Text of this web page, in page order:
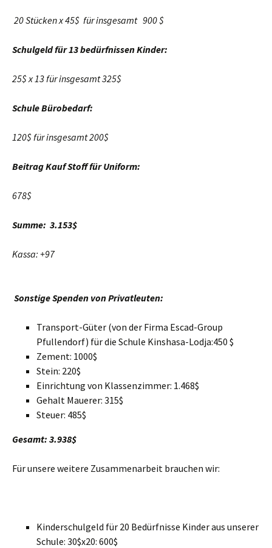
20 Stücken x 45$ für insgesamt 900 $
Schulgeld für 13 bedürfnissen Kinder:
25$ x 13 für insgesamt 325$
Schule Bürobedarf:
120$ für insgesamt 200$
Beitrag Kauf Stoff für Uniform:
678$
Summe: 3.153$
Kassa: +97
Sonstige Spenden von Privatleuten:
Transport-Güter (von der Firma Escad-Group
Pfullendorf) für die Schule Kinshasa-Lodja:450 $
Zement: 1000$
Stein: 220$
Einrichtung von Klassenzimmer: 1.468$
Gehalt Mauerer: 315$
Steuer: 485$
Gesamt: 3.938$
Für unsere weitere Zusammenarbeit brauchen wir:
Kinderschulgeld für 20 Bedürfnisse Kinder aus unserer
Schule: 30$x20: 600$